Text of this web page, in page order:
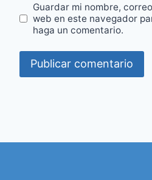
Guardar mi nombre,
web en este navegador
haga un comentario.